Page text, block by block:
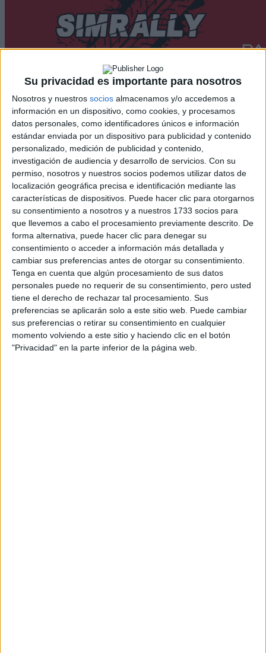
Su privacidad es importante para nosotros
Nosotros y nuestros socios almacenamos y/o accedemos a
información en un dispositivo, como cookies, y procesamos
datos personales, como identificadores únicos e información
estándar enviada por un dispositivo para publicidad y contenido
personalizado, medición de publicidad y contenido,
investigación de audiencia y desarrollo de servicios. Con su
permiso, nosotros y nuestros socios podemos utilizar datos de
localización geográfica precisa e identificación mediante las
características de dispositivos. Puede hacer clic para otorgarnos
su consentimiento a nosotros y a nuestros 1733 socios para
que llevemos a cabo el procesamiento previamente descrito. De
forma alternativa, puede hacer clic para denegar su
consentimiento o acceder a información más detallada y
cambiar sus preferencias antes de otorgar su consentimiento.
Tenga en cuenta que algún procesamiento de sus datos
personales puede no requerir de su consentimiento, pero usted
tiene el derecho de rechazar tal procesamiento. Sus
preferencias se aplicarán solo a este sitio web. Puede cambiar
sus preferencias o retirar su consentimiento en cualquier
momento volviendo a este sitio y haciendo clic en el botón
"Privacidad" en la parte inferior de la página web.
Rallyes
WRC
S-CER
ERC
CERA
CERT
Internacionales
Campeonatos Autonómicos
Históricos
Dakar
RallyCross
Circuitos
F1
Fórmula E
F2 / F3 / F4
Resistencia
Indycar
Otros